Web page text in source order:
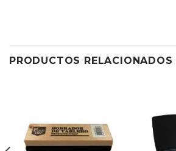
PRODUCTOS RELACIONADOS